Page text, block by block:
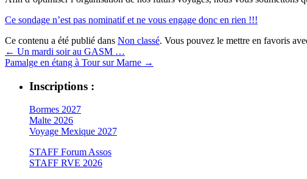
Ce sondage n’est pas nominatif et ne vous engage donc en rien !!!
Ce contenu a été publié dans Non classé. Vous pouvez le mettre en favoris
← Un mardi soir au GASM …
Pamalge en étang à Tour sur Marne →
Inscriptions :
Bormes 2027
Malte 2026
Voyage Mexique 2027
STAFF Forum Assos
STAFF RVE 2026